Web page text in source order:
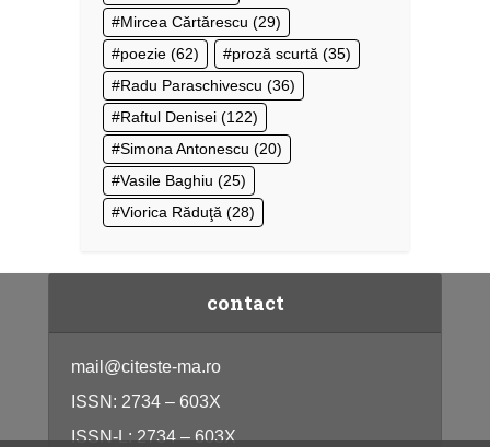
Mircea Cărtărescu (29)
poezie (62) proză scurtă (35)
Radu Paraschivescu (36)
Raftul Denisei (122)
Simona Antonescu (20)
Vasile Baghiu (25)
Viorica Răduţă (28)
contact
mail@citeste-ma.ro
ISSN: 2734 – 603X
ISSN-L: 2734 – 603X